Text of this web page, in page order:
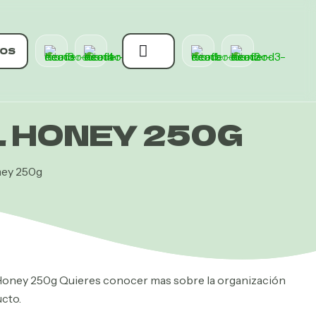
HONEY 250G
250g
250g Quieres conocer mas sobre la organización